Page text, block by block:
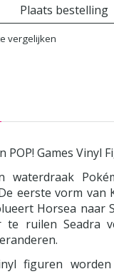
Plaats bestelling
vergelijken
POP! Games Vinyl
waterdraak
eerste vorm van
Horsea naar
te ruilen Seadra
figuren